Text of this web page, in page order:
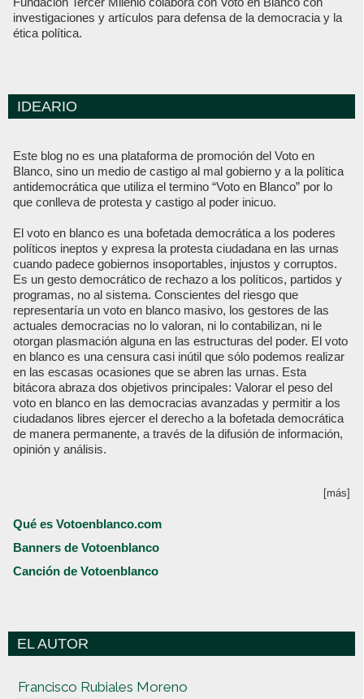
investigaciones y artículos para defensa de la democracia y la
ética política.
IDEARIO
Este blog no es una plataforma de promoción del Voto en
Blanco, sino un medio de castigo al mal gobierno y a la política
antidemocrática que utiliza el termino “Voto en Blanco” por lo
que conlleva de protesta y castigo al poder inicuo.
El voto en blanco es una bofetada democrática a los poderes
políticos ineptos y expresa la protesta ciudadana en las urnas
cuando padece gobiernos insoportables, injustos y corruptos.
Es un gesto democrático de rechazo a los políticos, partidos y
programas, no al sistema. Conscientes del riesgo que
representaría un voto en blanco masivo, los gestores de las
actuales democracias no lo valoran, ni lo contabilizan, ni le
otorgan plasmación alguna en las estructuras del poder. El voto
en blanco es una censura casi inútil que sólo podemos realizar
en las escasas ocasiones que se abren las urnas. Esta
bitácora abraza dos objetivos principales: Valorar el peso del
voto en blanco en las democracias avanzadas y permitir a los
ciudadanos libres ejercer el derecho a la bofetada democrática
de manera permanente, a través de la difusión de información,
opinión y análisis.
[más]
Qué es Votoenblanco.com
Banners de Votoenblanco
Canción de Votoenblanco
EL AUTOR
Francisco Rubiales Moreno